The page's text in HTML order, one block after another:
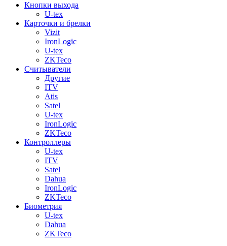
Кнопки выхода
U-tex
Карточки и брелки
Vizit
IronLogic
U-tex
ZKTeco
Считыватели
Другие
ITV
Atis
Satel
U-tex
IronLogic
ZKTeco
Контроллеры
U-tex
ITV
Satel
Dahua
IronLogic
ZKTeco
Биометрия
U-tex
Dahua
ZKTeco